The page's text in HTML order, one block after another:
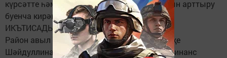
күрсәтте һәм терлекләрнең продуктлылыгын арттыру
буенча кирәкле чараларны билгеләде.
ИКЪТИСАДЫЙ КҮРСӘТКЕЧЛӘР
Район авыл хуҗалыгы идарәсе белгече Энҗе
Шәйдуллина I кварталда хуҗалыкларның финанс